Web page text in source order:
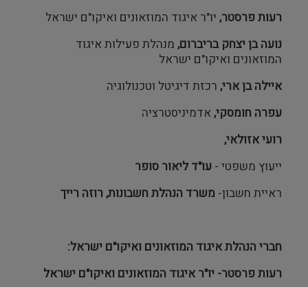
רעות פרסטר, יו"ר איגוד המוזאונים ואיקו"ם ישראל
נועה בן יצחק בריברום, מנהלת פעילות איגוד
המוזאונים ואיקו"ם ישראל
איילה בן ארי, רכזת דיגיטל וטכנולוגיה
עפרה חומסקי,אדמיניסטרציה
רועי אזולאי,
ייעוץ משפטי - עו"ד ליאור סופר
ראיית חשבון- משרד הנהלת חשבונות, רוזה רייך
חברי הנהלת איגוד המוזאונים ואיקו"ם ישראל:
רעות פרסטר- יו"ר איגוד המוזאונים ואיקו"ם ישראל